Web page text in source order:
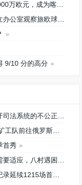
成为喀麦隆最贵门将
旅欧球员的身体情况
9/10 分的高分
系统的不公正待遇
斯，未来发展如何？
首秀
适应，八村遇困难
续1215场首发之路